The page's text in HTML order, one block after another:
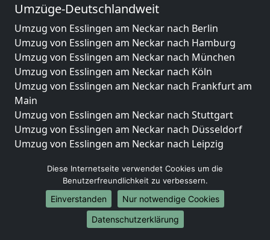
Umzüge-Deutschlandweit
Umzug von Esslingen am Neckar nach Berlin
Umzug von Esslingen am Neckar nach Hamburg
Umzug von Esslingen am Neckar nach München
Umzug von Esslingen am Neckar nach Köln
Umzug von Esslingen am Neckar nach Frankfurt am
Main
Umzug von Esslingen am Neckar nach Stuttgart
Umzug von Esslingen am Neckar nach Düsseldorf
Umzug von Esslingen am Neckar nach Leipzig
Umzug von Esslingen am Neckar nach Essen
Umzug von Esslingen am Neckar nach Bremen
Umzug von Esslingen am Neckar nach Dresden
Umzug von Esslingen am Neckar nach Hannover
Umzug von Esslingen am Neckar nach Nürnberg
Diese Internetseite verwendet Cookies um die
Benutzerfreundlichkeit zu verbessern.
Einverstanden
Nur notwendige Cookies
Datenschutzerklärung